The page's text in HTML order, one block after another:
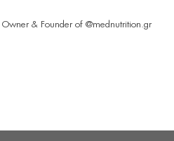
Owner & Founder of @mednutrition.gr